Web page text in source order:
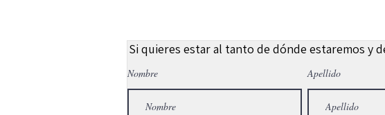
Si quieres estar al tanto de dónde estaremos y
Nombre Apellido